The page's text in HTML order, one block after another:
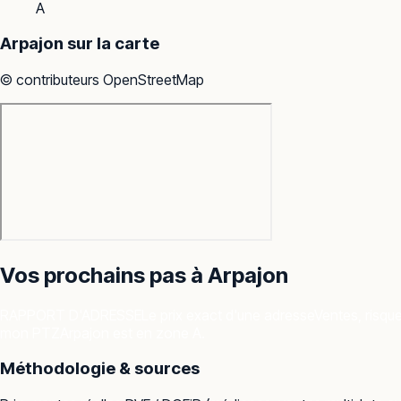
A
Arpajon sur la carte
© contributeurs OpenStreetMap
Vos prochains pas à Arpajon
Méthodologie & sources